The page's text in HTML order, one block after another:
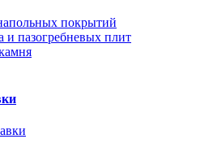
покрытий
и пазогребневых плит